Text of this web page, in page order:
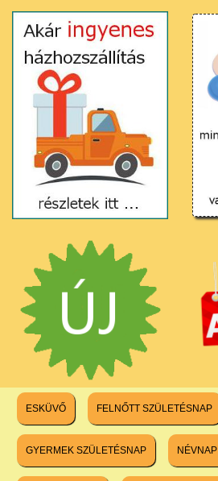
ESKÜVŐ FELNŐTT SZÜLETÉSNAP
GYERMEK SZÜLETÉSNAP NÉVNAP